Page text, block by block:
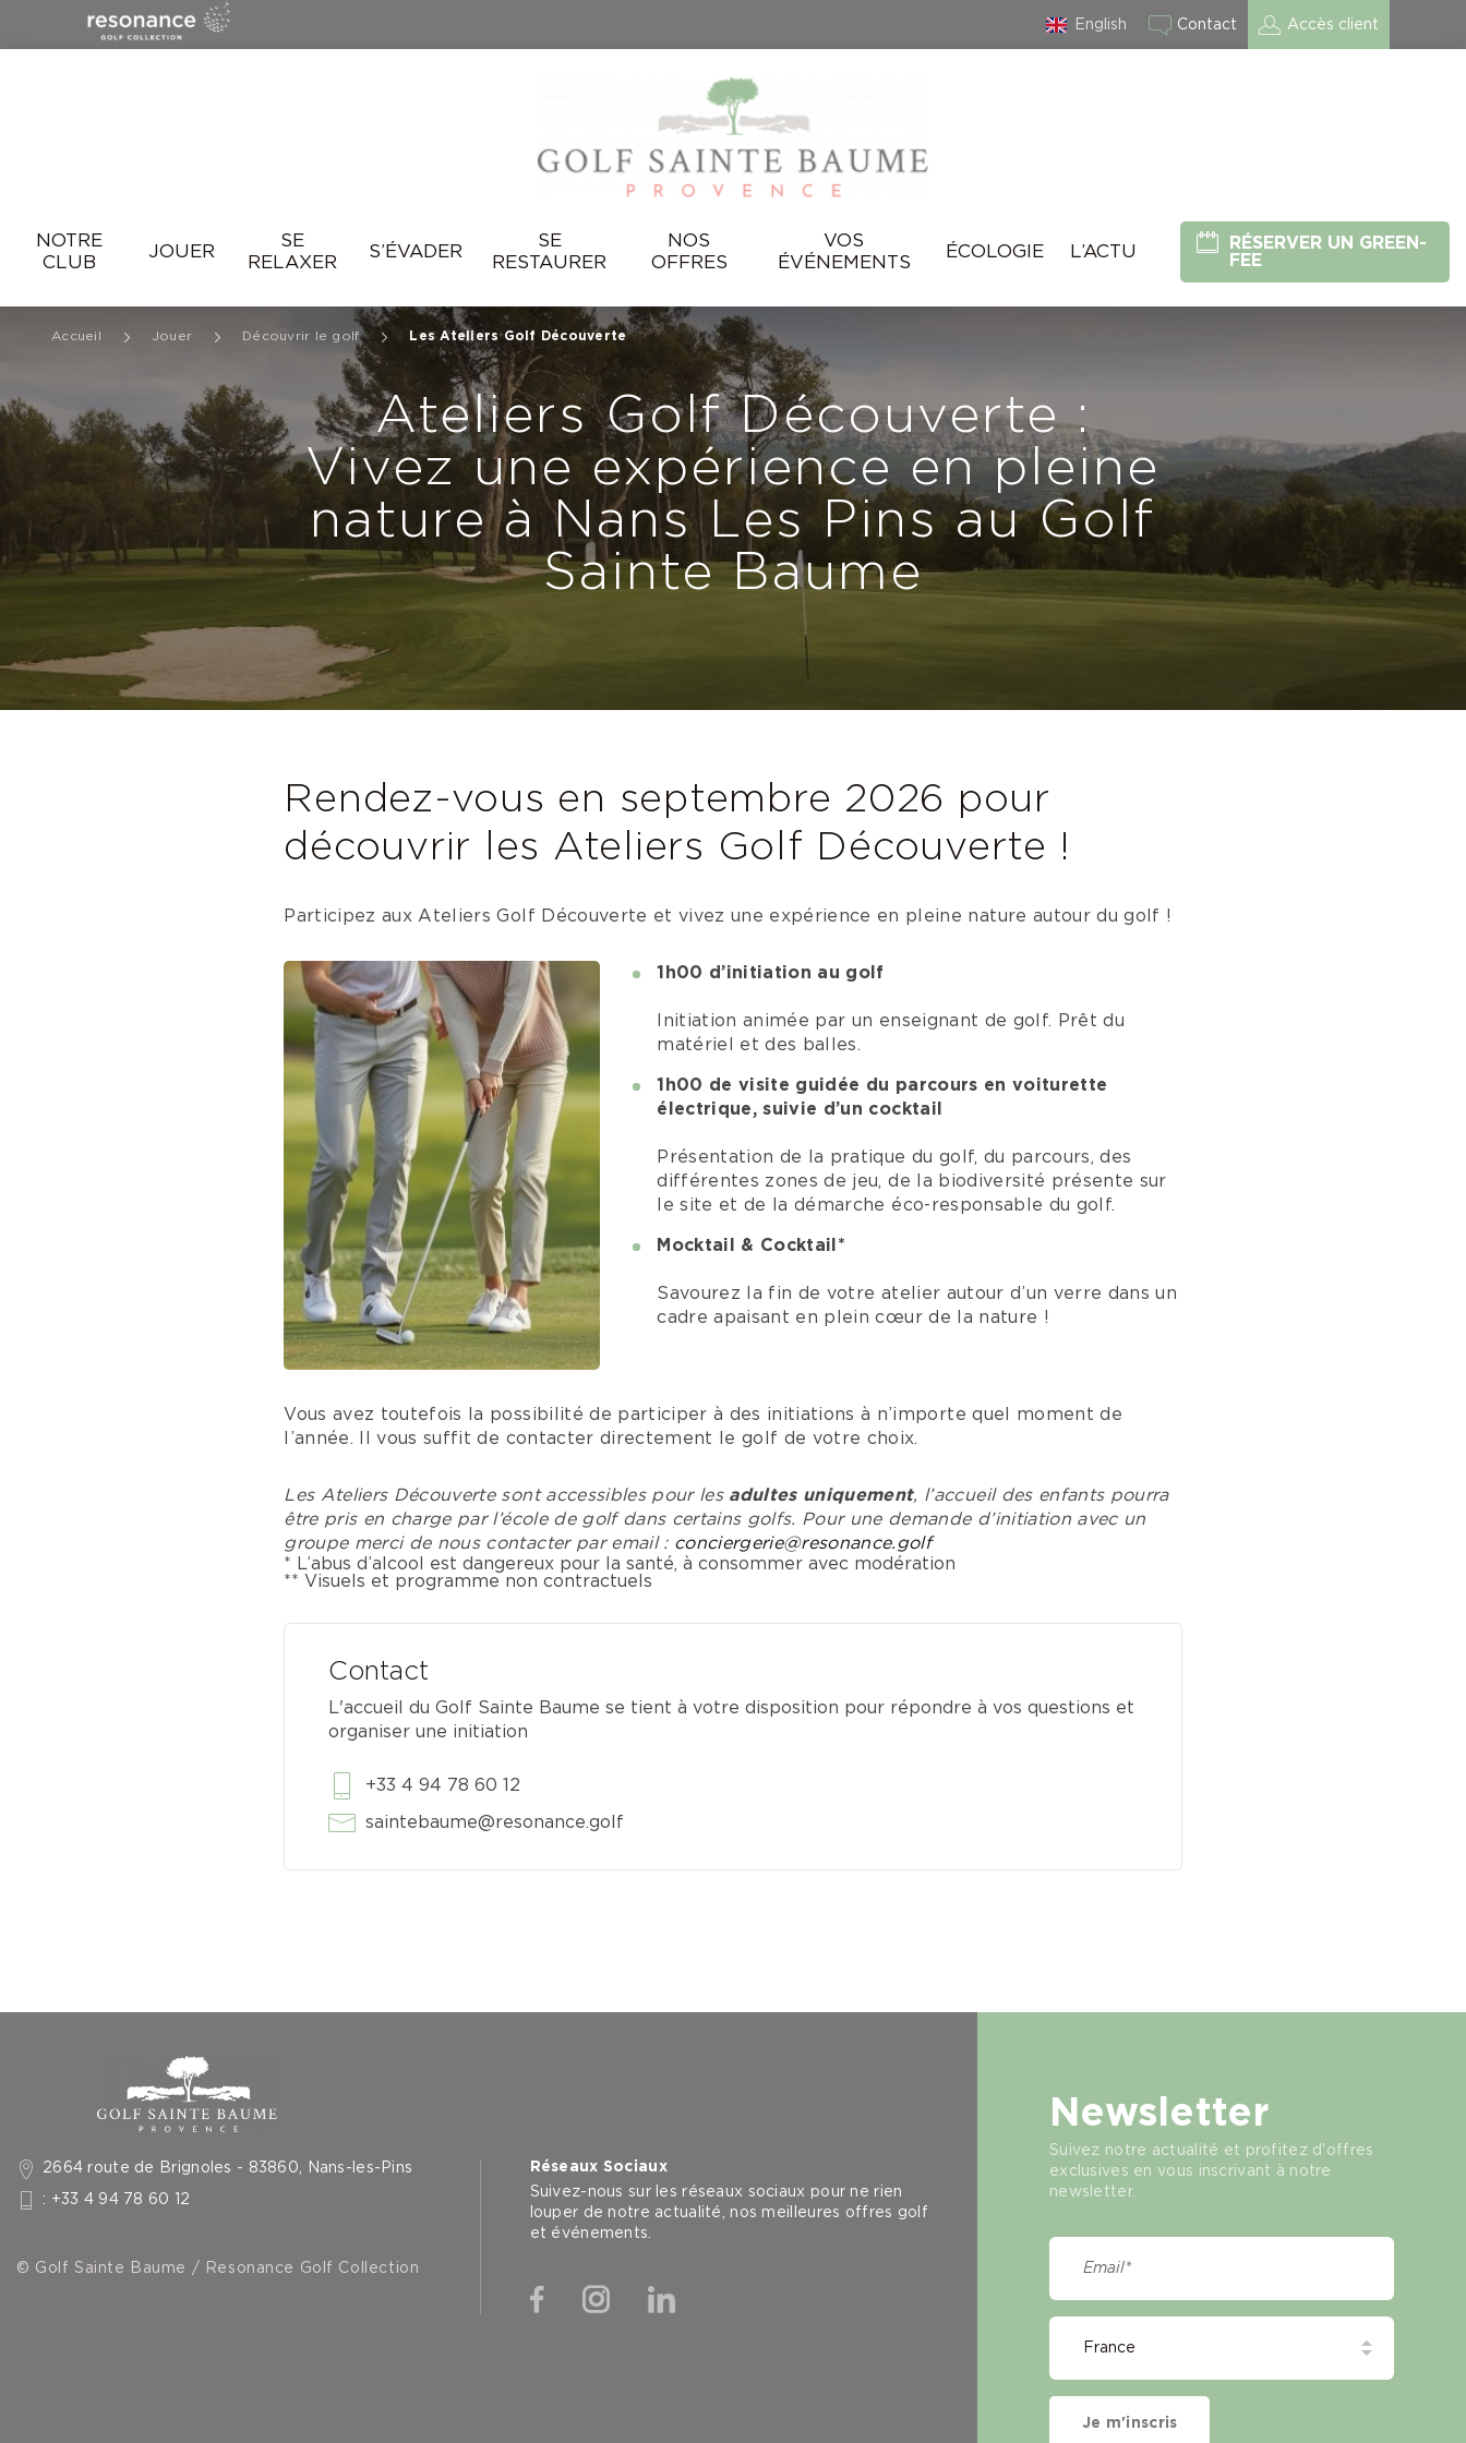
Resonance
English Contact Accès client
NOTRE
CLUB
JOUER
SE
RELAXER
S’ÉVADER
SE
RESTAURER
NOS
OFFRES
VOS
ÉVÉNEMENTS
ÉCOLOGIE L’ACTU
RÉSERVER UN GREEN-
FEE
Accueil Jouer Découvrir le golf Les Ateliers Golf Découverte
Ateliers Golf Découverte :
Vivez une expérience en pleine
nature à Nans Les Pins au Golf
Sainte Baume
Rendez-vous en septembre 2026 pour
découvrir les Ateliers Golf Découverte !
Participez aux Ateliers Golf Découverte et vivez une expérience en pleine nature autour du golf !
1h00 d’initiation au golf
Initiation animée par un enseignant de golf. Prêt du
matériel et des balles.
1h00 de visite guidée du parcours en voiturette
électrique, suivie d’un cocktail
Présentation de la pratique du golf, du parcours, des
différentes zones de jeu, de la biodiversité présente sur
le site et de la démarche éco-responsable du golf.
Mocktail & Cocktail*
Savourez la fin de votre atelier autour d’un verre dans un
cadre apaisant en plein cœur de la nature !
Vous avez toutefois la possibilité de participer à des initiations à n’importe quel moment de
l’année. Il vous suffit de contacter directement le golf de votre choix.
Les Ateliers Découverte sont accessibles pour les adultes uniquement, l’accueil des enfants pourra
être pris en charge par l’école de golf dans certains golfs. Pour une demande d’initiation avec un
groupe merci de nous contacter par email : conciergerie@resonance.golf
* L’abus d’alcool est dangereux pour la santé, à consommer avec modération
** Visuels et programme non contractuels
Contact
L'accueil du Golf Sainte Baume se tient à votre disposition pour répondre à vos questions et
organiser une initiation
+33 4 94 78 60 12
saintebaume@resonance.golf
2664 route de Brignoles - 83860, Nans-les-Pins
: +33 4 94 78 60 12
© Golf Sainte Baume / Resonance Golf Collection
Réseaux Sociaux
Suivez-nous sur les réseaux sociaux pour ne rien
louper de notre actualité, nos meilleures offres golf
et événements.
FacebookInstagramLinkedin
Newsletter
Suivez notre actualité et profitez d'offres
exclusives en vous inscrivant à notre
newsletter.
Je m'inscris